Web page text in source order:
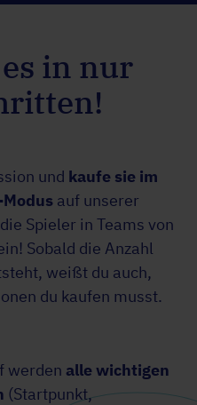
in nur
und kaufe sie im
auf unserer
Spieler in Teams von
Sobald die Anzahl
weißt du auch,
du kaufen musst.
werden alle wichtigen
(Startpunkt,